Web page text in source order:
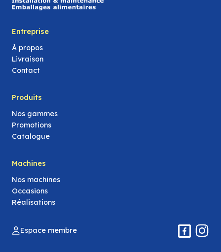
Entreprise
À propos
Livraison
Contact
Produits
Nos gammes
Promotions
Catalogue
Machines
Nos machines
Occasions
Réalisations
Espace membre